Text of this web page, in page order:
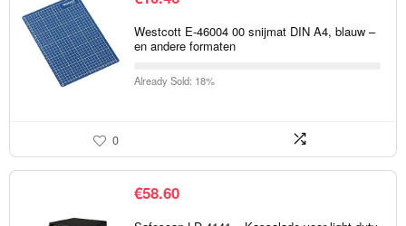
Westcott E-46004 00 snijmat DIN A4, blauw –
en andere formaten
Already Sold: 18%
0
€58.60